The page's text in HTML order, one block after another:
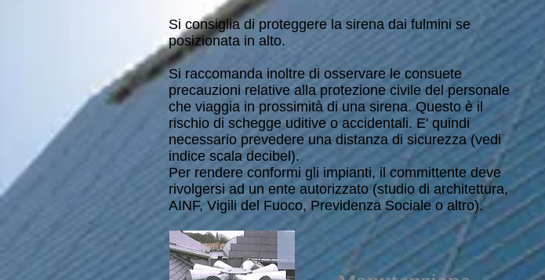
Si consiglia di proteggere la sirena dai fulmini se
posizionata in alto.
Si raccomanda inoltre di osservare le consuete
precauzioni relative alla protezione civile del personale
che viaggia in prossimità di una sirena. Questo è il
rischio di schegge uditive o accidentali. E' quindi
necessario prevedere una distanza di sicurezza (vedi
indice scala decibel).
Per rendere conformi gli impianti, il committente deve
rivolgersi ad un ente autorizzato (studio di architettura,
AINF, Vigili del Fuoco, Previdenza Sociale o altro).